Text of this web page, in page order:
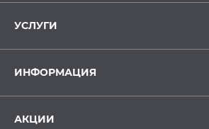
УСЛУГИ
ИНФОРМАЦИЯ
АКЦИИ